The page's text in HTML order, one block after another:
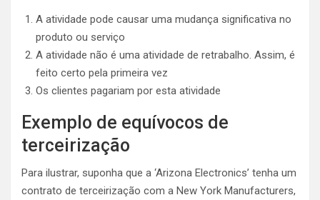
A atividade pode causar uma mudança significativa no
produto ou serviço
A atividade não é uma atividade de retrabalho. Assim, é
feito certo pela primeira vez
Os clientes pagariam por esta atividade
Exemplo de equívocos de
terceirização
Para ilustrar, suponha que a ‘Arizona Electronics’ tenha um
contrato de terceirização com a New York Manufacturers,